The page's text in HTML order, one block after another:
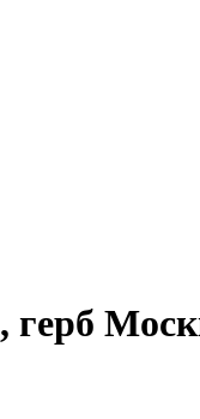
герб